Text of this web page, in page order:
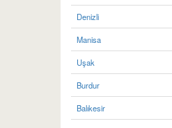
Denizli
Manisa
Uşak
Burdur
Balıkesir